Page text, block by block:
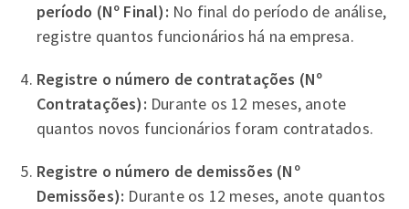
período (Nº Final): No final do período de análise,
registre quantos funcionários há na empresa.
Registre o número de contratações (Nº
Contratações): Durante os 12 meses, anote
quantos novos funcionários foram contratados.
Registre o número de demissões (Nº
Demissões): Durante os 12 meses, anote quantos